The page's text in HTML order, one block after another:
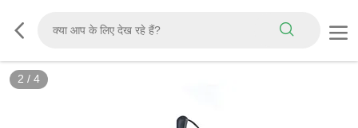
2 / 4